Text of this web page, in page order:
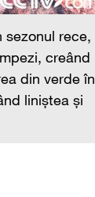
sezonul rece,
creând
din verde în
liniștea și